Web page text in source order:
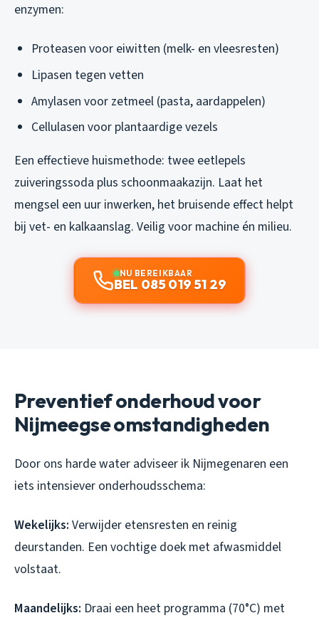
enzymen:
Proteasen voor eiwitten (melk- en vleesresten)
Lipasen tegen vetten
Amylasen voor zetmeel (pasta, aardappelen)
Cellulasen voor plantaardige vezels
Een effectieve huismethode: twee eetlepels
zuiveringssoda plus schoonmaakazijn. Laat het
mengsel een uur inwerken, het bruisende effect helpt
bij vet- en kalkaanslag. Veilig voor machine én milieu.
NU BEREIKBAAR
BEL 085 019 51 29
Preventief onderhoud voor
Nijmeegse omstandigheden
Door ons harde water adviseer ik Nijmegenaren een
iets intensiever onderhoudsschema:
Wekelijks: Verwijder etensresten en reinig
deurstanden. Een vochtige doek met afwasmiddel
volstaat.
Maandelijks: Draai een heet programma (70°C) met